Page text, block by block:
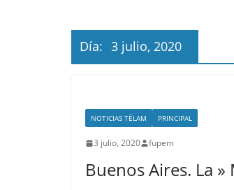
Día: 3 julio, 2020
NOTICIAS TÉLAM PRINCIPAL
3 julio, 2020 fupem
Buenos Aires. La